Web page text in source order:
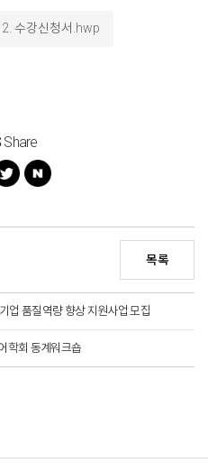
2. 수강신청서.hwp
Share
목록
업 품질역량 향상 지원사업 모집
학회 동계워크숍